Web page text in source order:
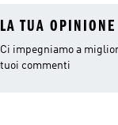
LA TUA
Ci impegniamo a
tuoi commenti